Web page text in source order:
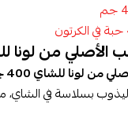
للشاي 400 جم – الطعم الكريمي الذي يكمل
من لونا للشاي 400 جم
بسلاسة في الشاي،